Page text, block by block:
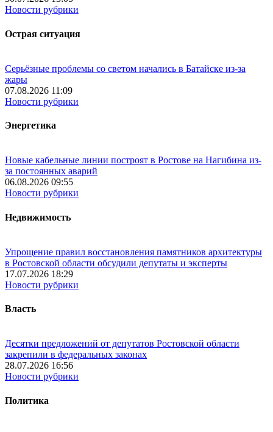
Новости рубрики
Острая ситуация
Серьёзные проблемы со светом начались в Батайске из-за
жары
07.08.2026 11:09
Новости рубрики
Энергетика
Новые кабельные линии построят в Ростове на Нагибина из-
за постоянных аварий
06.08.2026 09:55
Новости рубрики
Недвижимость
Упрощение правил восстановления памятников архитектуры
в Ростовской области обсудили депутаты и эксперты
17.07.2026 18:29
Новости рубрики
Власть
Десятки предложений от депутатов Ростовской области
закрепили в федеральных законах
28.07.2026 16:56
Новости рубрики
Политика